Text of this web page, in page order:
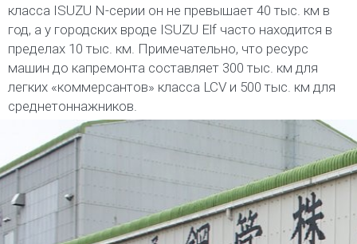
класса ISUZU N-серии он не превышает 40 тыс. км в
год, а у городских вроде ISUZU Elf часто находится в
пределах 10 тыс. км. Примечательно, что ресурс
машин до капремонта составляет 300 тыс. км для
легких «коммерсантов» класса LCV и 500 тыс. км для
среднетоннажников.